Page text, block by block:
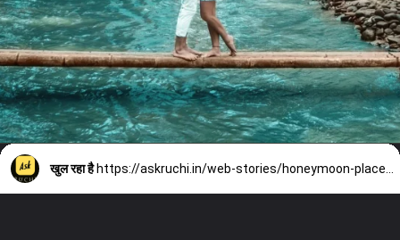
खुल रहा है https://askruchi.in/web-stories/honeymoon-places-out-of-india-in-hindi/